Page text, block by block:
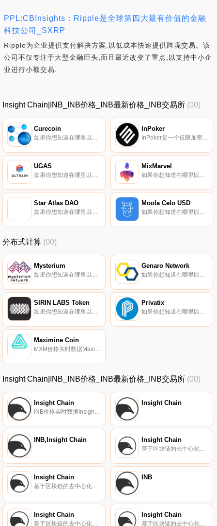
PPL:CBInsights：Ripple是全球第四大最有价值的金融
科技公司_SXRP
Ripple为企业提供支付解决方案,以低成本快速提供跨境交易。该
公司不仅专注于大型金融巨头,而且最近改变了重点,以支持中小企
业进行小额交易.
Insight Chain|INB_INB价格_INB最新价格_INB交易所 (00)
Curecoin
如果你想知道在哪里以当前价格购买Curecoin,目前交易{Curecoin]股票的顶级加密货币交易所是HitBTC。您可以在我们的加密货币交易所页面上找到其他列表。Curecoin将自己描述为一种加密实用令牌,致力于用蛋白质折叠计算取代ASIC挖掘,帮助科学家找到新的药物来代替挖掘哈希.
InPoker
InPoker是一个仅限加密扑克的授权平台,具有可选的NFT会员资格,通过利用最佳尖端技术使在线扑克体验现代化.
UGAS MixMarvel
Star Atlas DAO
如果你想知道在哪里以当前价格购买Star Atlas DAO,目前交易{Star Atlas DAO]股票的顶级加密货币交易所是CoinTiger、Gate.io、MEXC、Kraken和Bitfinex。您可以在我们的加密货币交易所页面上找到其他列表.
Moola Celo USD
如果你想知道在哪里以当前价格购买Moola Celo USD,目前交易{Moola Celo USD]股票的顶级加密货币交易所是Ubeswap。您可以在我们的加密货币交易所页面上找到其他列表。Moola是一个建立在Celo区块链上的非托管流动性协议,它正在使收益和信贷的获取民主化.
分布式计算 (00)
Mysterium Genaro Network
SIRIN LABS Token
如果你想知道在哪里以当前价格购买SIRIN LABS Token,目前交易{SIRIN LABS Token]股票的顶级加密货币交易所是YoBit、Bittrex和Bancor Network。您可以在我们的加密货币交易所页面上找到其他列表.
Privatix
如果你想知道在哪里以当前价格购买Privatix,目前交易{Privatix]股票的顶级加密货币交易所是YoBit和Mercatox。您可以在我们的加密货币交易所页面上找到其他列表。Privatix（PRIX）是一种加密货币,在以太坊平台上运行.
Maximine Coin
MXM价格实时数据Maximine Coin（MXM）是一种加密货币,在以太坊平台上运行。Maximine Coin目前的供应量为160000000,流通量为16490000000。最近已知的Maximine Coin价格为0.01299994美元,在过去24小时内下跌了-0.04.
Insight Chain|INB_INB价格_INB最新价格_INB交易所 (00)
Insight Chain Insight Chain
INB,Insight Chain Insight Chain
基于区块链的去中心化调研生态链。
Insight Chain
基于区块链的去中心化调研生态链。
INB
Insight Chain
基于区块链的去中心化调研生态链。
Insight Chain